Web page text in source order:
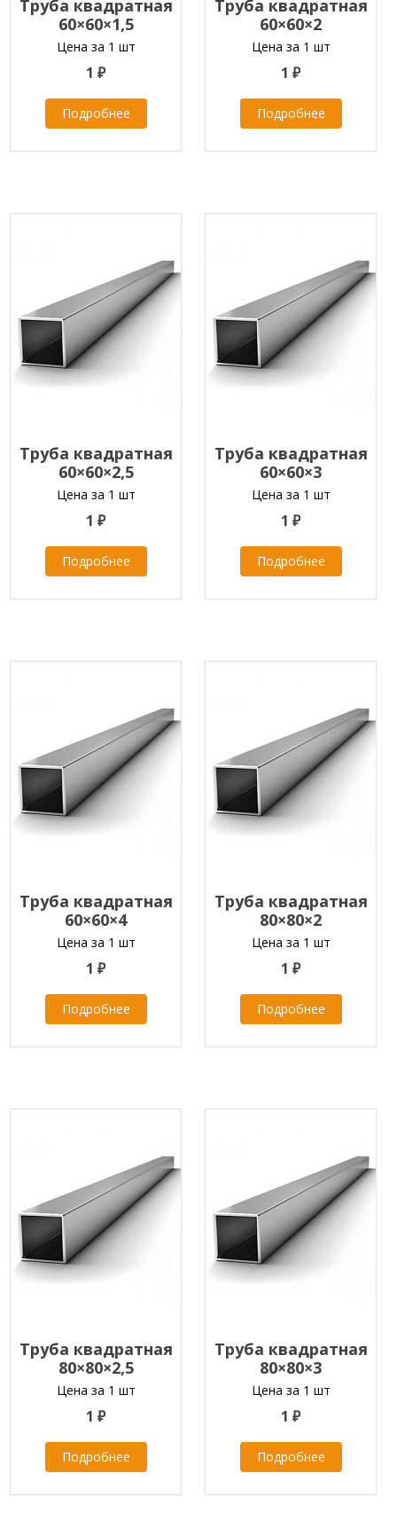
Труба квадратная
60×60×1,5
Цена за 1 шт
1 ₽
Подробнее
Труба квадратная
60×60×2
Цена за 1 шт
1 ₽
Подробнее
Труба квадратная
60×60×2,5
Цена за 1 шт
1 ₽
Подробнее
Труба квадратная
60×60×3
Цена за 1 шт
1 ₽
Подробнее
Труба квадратная
60×60×4
Цена за 1 шт
1 ₽
Подробнее
Труба квадратная
80×80×2
Цена за 1 шт
1 ₽
Подробнее
Труба квадратная
80×80×2,5
Цена за 1 шт
1 ₽
Подробнее
Труба квадратная
80×80×3
Цена за 1 шт
1 ₽
Подробнее